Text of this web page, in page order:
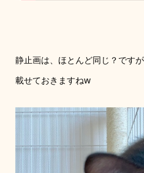
静止画は、ほとんど同じ？ですが
載せておきますねw